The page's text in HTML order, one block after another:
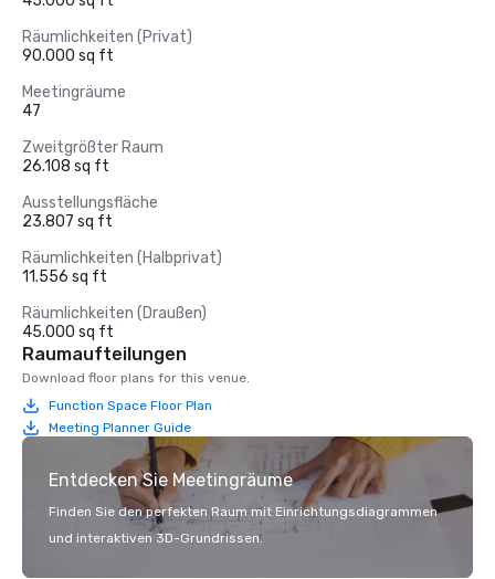
Räumlichkeiten (Privat)
90.000 sq ft
Meetingräume
47
Zweitgrößter Raum
26.108 sq ft
Ausstellungsfläche
23.807 sq ft
Räumlichkeiten (Halbprivat)
11.556 sq ft
Räumlichkeiten (Draußen)
45.000 sq ft
Raumaufteilungen
Download floor plans for this venue.
Function Space Floor Plan
Meeting Planner Guide
Entdecken Sie Meetingräume
Finden Sie den perfekten Raum mit Einrichtungsdiagrammen
und interaktiven 3D-Grundrissen.